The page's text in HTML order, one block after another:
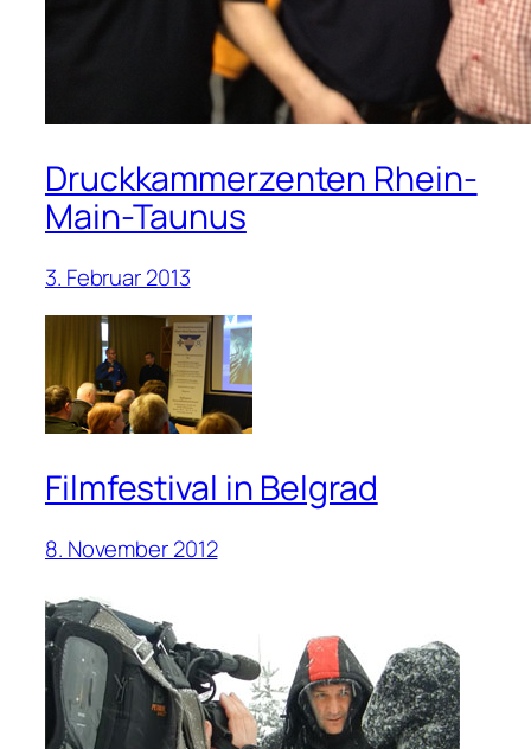
Druckkammerzenten Rhein-
Main-Taunus
3. Februar 2013
Filmfestival in Belgrad
8. November 2012